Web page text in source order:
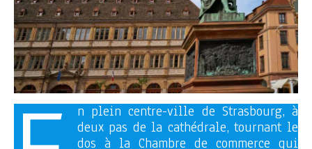
n plein centre-ville de Strasbourg, à
deux pas de la cathédrale, tournant le
dos à la Chambre de commerce qui